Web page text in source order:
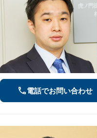
電話でお問い合わせ